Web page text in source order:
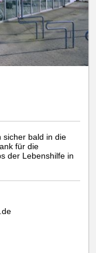
sicher bald in die
für die
der Lebenshilfe in